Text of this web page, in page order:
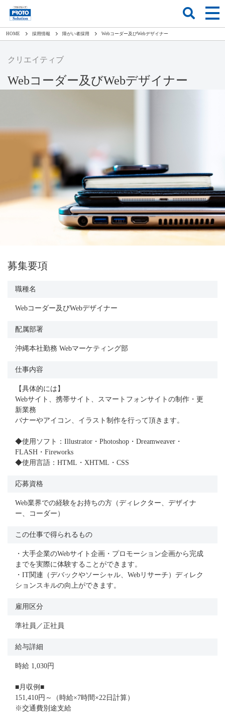
HOME 採用情報 障がい者採用 Webコーダー及びWebデザイナー
クリエイティブ
Webコーダー及びWebデザイナー
募集要項
職種名
Webコーダー及びWebデザイナー
配属部署
沖縄本社勤務 Webマーケティング部
仕事内容
【具体的には】
Webサイト、携帯サイト、スマートフォンサイトの制作・更
新業務
バナーやアイコン、イラスト制作を行って頂きます。
◆使用ソフト：Illustrator・Photoshop・Dreamweaver・
FLASH・Fireworks
◆使用言語：HTML・XHTML・CSS
応募資格
Web業界での経験をお持ちの方（ディレクター、デザイナ
ー、コーダー）
この仕事で得られるもの
・大手企業のWebサイト企画・プロモーション企画から完成
までを実際に体験することができます。
・IT関連（デバックやソーシャル、Webリサーチ）ディレク
ションスキルの向上ができます。
雇用区分
準社員／正社員
給与詳細
時給 1,030円
■月収例■
151,410円～（時給×7時間×22日計算）
※交通費別途支給